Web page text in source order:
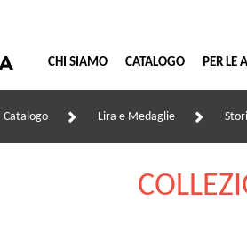
CHI SIAMO
CATALOGO PER LE
Catalogo Lira e Medaglie